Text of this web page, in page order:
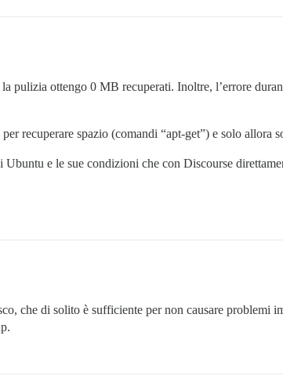
pulizia ottengo 0 MB recuperati. Inoltre, l’errore
recuperare spazio (comandi “apt-get”) e solo allora
e le sue condizioni che con Discourse
che di solito è sufficiente per non causare problemi